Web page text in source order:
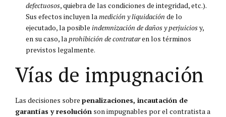
defectuosos, quiebra de las condiciones de integridad, etc.).
Sus efectos incluyen lamedición y liquidación de lo
ejecutado, la posible indemnización de daños y perjuiciosy,
en su caso, laprohibición de contrataren los términos
previstos legalmente.
Vías de impugnación
Las decisiones sobre penalizaciones, incautación de
garantías y resolución son impugnables por el contratista a